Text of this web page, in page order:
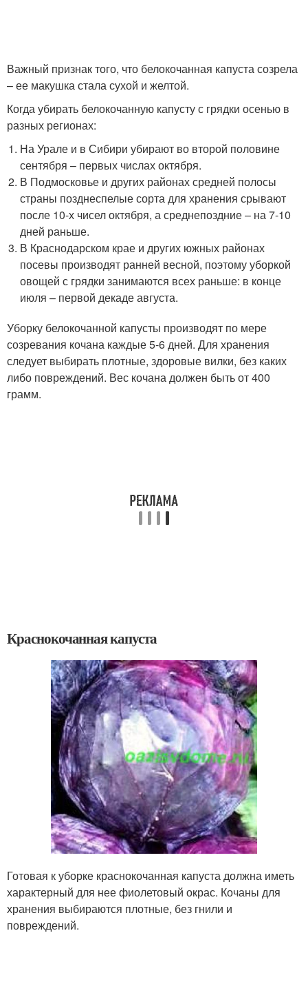
Важный признак того, что белокочанная капуста созрела
– ее макушка стала сухой и желтой.
Когда убирать белокочанную капусту с грядки осенью в
разных регионах:
На Урале и в Сибири убирают во второй половине
сентября – первых числах октября.
В Подмосковье и других районах средней полосы
страны позднеспелые сорта для хранения срывают
после 10-х чисел октября, а среднепоздние – на 7-10
дней раньше.
В Краснодарском крае и других южных районах
посевы производят ранней весной, поэтому уборкой
овощей с грядки занимаются всех раньше: в конце
июля – первой декаде августа.
Уборку белокочанной капусты производят по мере
созревания кочана каждые 5-6 дней. Для хранения
следует выбирать плотные, здоровые вилки, без каких
либо повреждений. Вес кочана должен быть от 400
грамм.
Краснокочанная капуста
Готовая к уборке краснокочанная капуста должна иметь
характерный для нее фиолетовый окрас. Кочаны для
хранения выбираются плотные, без гнили и
повреждений.